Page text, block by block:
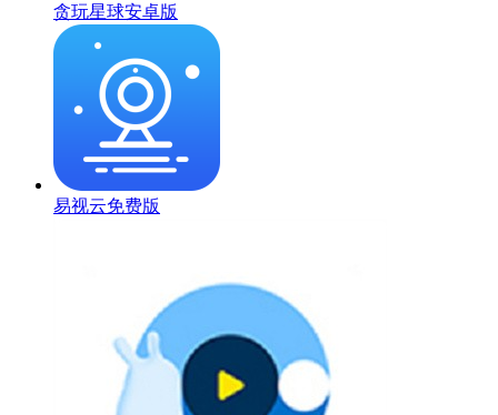
贪玩星球安卓版
易视云免费版